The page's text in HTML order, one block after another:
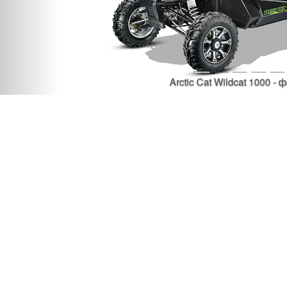
Arctic Cat Wildcat 1000 -